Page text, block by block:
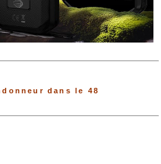
dans le 48